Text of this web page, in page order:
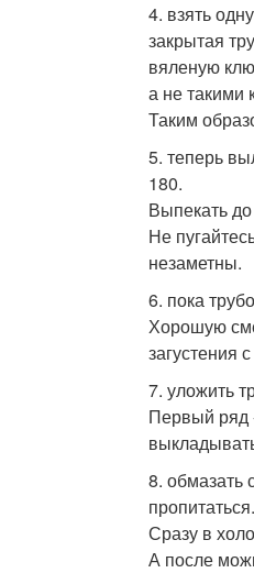
4. взять
закрытая
вяленую
а не такими
Таким
5. теперь
180.
Выпекать до
Не
незаметны.
6. пока
Хорошую
загустения
7. уложить
Первый ряд
8. обмазать
пропитаться.
Сразу в
А после